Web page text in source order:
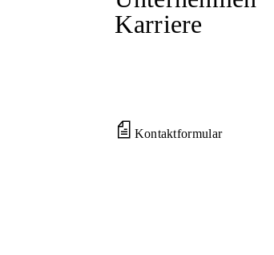
Karriere
Kontaktformular